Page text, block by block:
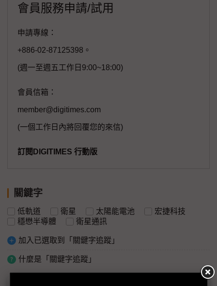
會員服務申請/試用
申請專線：
+886-02-87125398。
(週一至週五工作日9:00~18:00)
會員信箱：
member@digitimes.com
(一個工作日內將回覆您的來信)
訂閱DIGITIMES 行動版
關鍵字
低軌道 衛星 太陽能電池
宏捷科技
穩懋半導體
衛星通訊
加入已選取到「關鍵字追蹤」
什麼是「關鍵字追蹤」